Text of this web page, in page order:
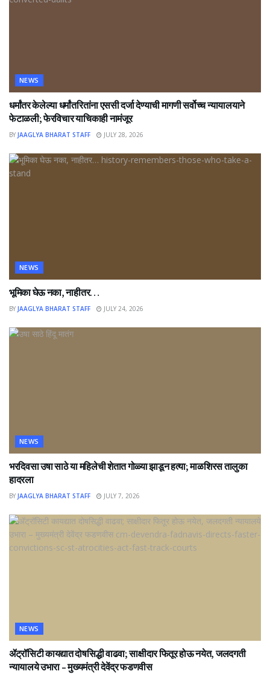
NEWS
धर्मांतर केलेल्या धर्मांतरितांना एससी दर्जा देण्याची मागणी सर्वोच्च न्यायालयाने
फेटाळली; फेरविचार याचिकाही नामंजूर
BY JAAGLYA BHARAT STAFF JULY 28, 2026
NEWS
भूमिका घेऊ नका, नाहीतर…
BY JAAGLYA BHARAT STAFF JULY 24, 2026
NEWS
भरदिवसा उषा साठे या महिलेची शेतात गोळ्या झाडून हत्या; माळशिरस तालुका
हादरला
BY JAAGLYA BHARAT STAFF JULY 7, 2026
NEWS
ॲट्रॉसिटी कायद्यात दोषसिद्धी वाढवा; साक्षीदार फितूर होऊ नयेत, जलदगती
न्यायालये उभारा – मुख्यमंत्री देवेंद्र फडणवीस